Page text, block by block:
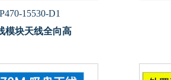
15530-D1
模块天线全向高